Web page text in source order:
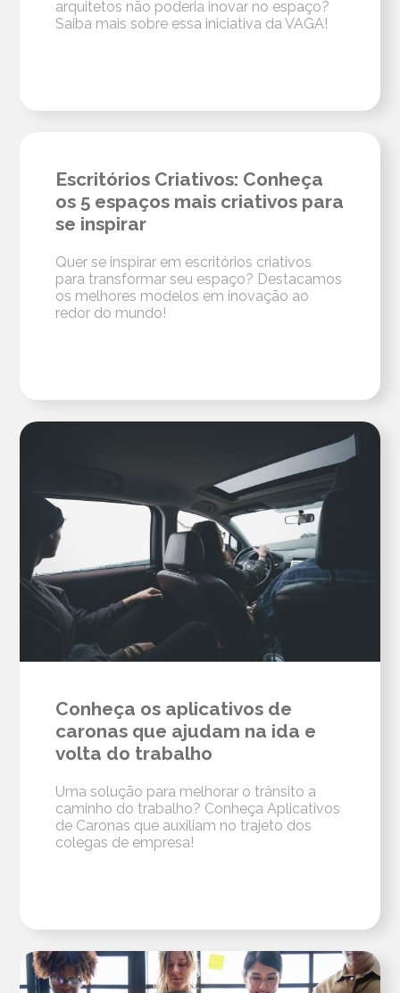
arquitetos não poderia inovar no espaço?
Saiba mais sobre essa iniciativa da VAGA!
Escritórios Criativos: Conheça
os 5 espaços mais criativos para
se inspirar
Quer se inspirar em escritórios criativos
para transformar seu espaço? Destacamos
os melhores modelos em inovação ao
redor do mundo!
Conheça os aplicativos de
caronas que ajudam na ida e
volta do trabalho
Uma solução para melhorar o trânsito a
caminho do trabalho? Conheça Aplicativos
de Caronas que auxiliam no trajeto dos
colegas de empresa!